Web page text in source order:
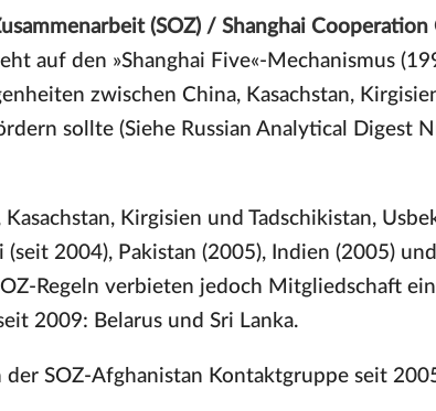
(SOZ) / Shanghai Cooperation
auf den »Shanghai Five«-Mechanismus
zwischen China, Kasachstan,
sollte (Siehe Russian Analytical Digest
Kirgisien und Tadschikistan,
2004), Pakistan (2005), Indien (2005)
Regeln verbieten jedoch Mitgliedschaft
2009: Belarus und Sri Lanka.
SOZ-Afghanistan Kontaktgruppe seit